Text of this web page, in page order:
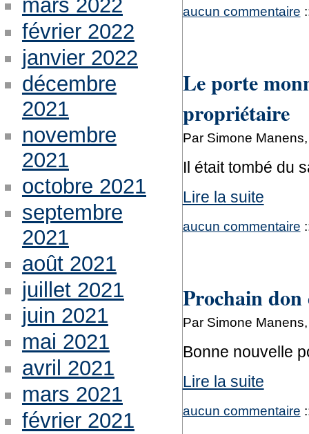
aucun commentaire
Le porte
propriétaire
Par Simone
Il était tombé du
Lire la suite
aucun commentaire
Prochain
Par Simone
Bonne nouvelle
Lire la suite
aucun commentaire
mars 2022
février 2022
janvier 2022
décembre
2021
novembre
2021
octobre 2021
septembre
2021
août 2021
juillet 2021
juin 2021
mai 2021
avril 2021
mars 2021
février 2021